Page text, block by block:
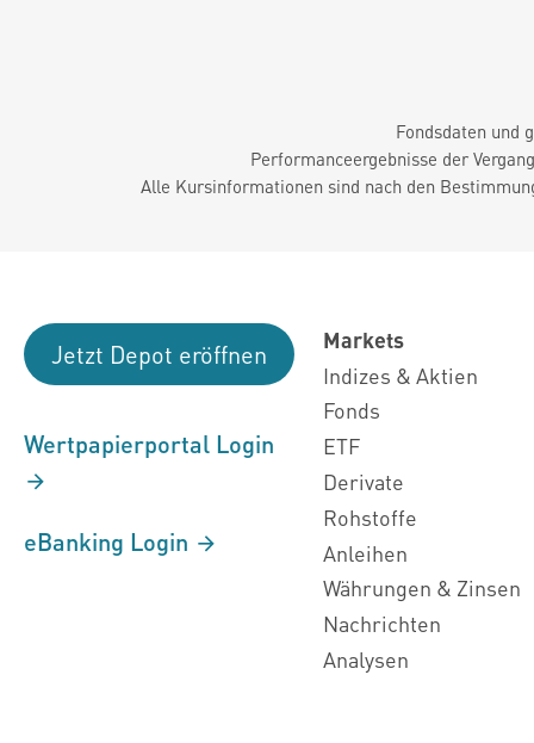
Fondsdaten und
Performanceergebnisse der
Alle Kursinformationen sind nach den
Jetzt Depot eröffnen
Wertpapierportal Login
eBanking Login
Markets
Indizes & Aktien
Fonds
ETF
Derivate
Rohstoffe
Anleihen
Währungen & Zinsen
Nachrichten
Analysen